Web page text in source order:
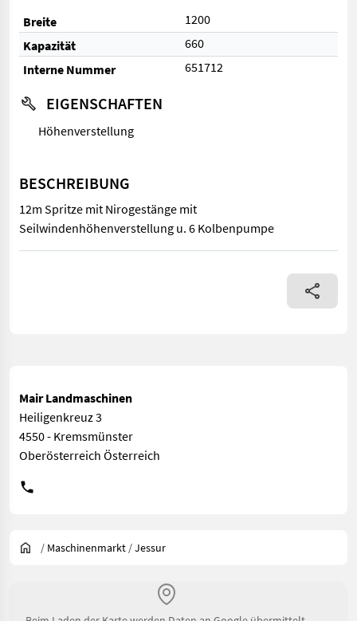
Breite
1200
Kapazität
660
Interne Nummer
651712
EIGENSCHAFTEN
Höhenverstellung
BESCHREIBUNG
12m Spritze mit Nirogestänge mit
Seilwindenhöhenverstellung u. 6 Kolbenpumpe
12m Spritze mit Nirogestänge mit Seilwindenhöhenverstellung
Mair Landmaschinen
Heiligenkreuz 3
4550 - Kremsmünster
Oberösterreich Österreich
/ Maschinenmarkt /Jessur